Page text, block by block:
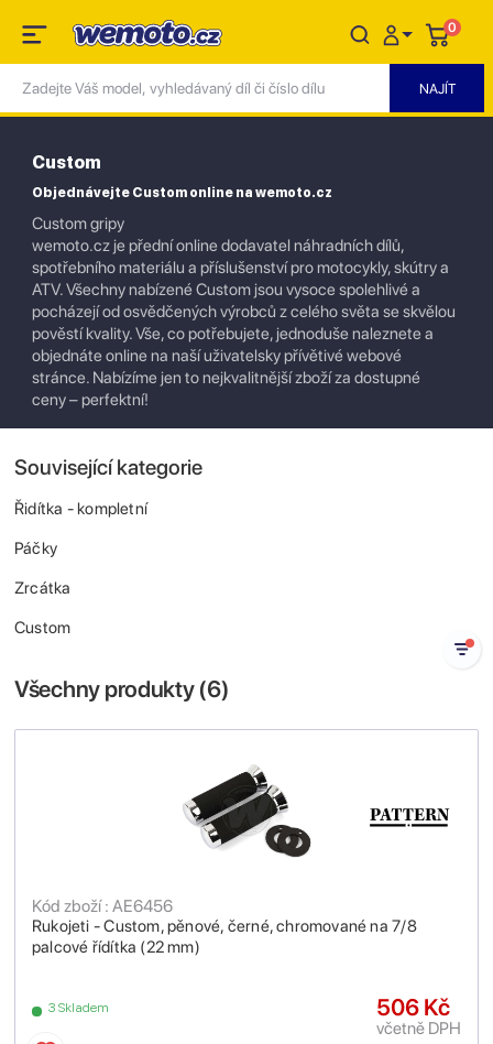
0
Custom
Objednávejte Custom online na wemoto.cz
Custom gripy
wemoto.cz je přední online dodavatel náhradních dílů,
spotřebního materiálu a příslušenství pro motocykly, skútry a
ATV. Všechny nabízené Custom jsou vysoce spolehlivé a
pocházejí od osvědčených výrobců z celého světa se skvělou
pověstí kvality. Vše, co potřebujete, jednoduše naleznete a
objednáte online na naší uživatelsky přívětivé webové
stránce. Nabízíme jen to nejkvalitnější zboží za dostupné
ceny – perfektní!
Související kategorie
Řidítka - kompletní
Páčky
Zrcátka
Custom
Všechny produkty (6)
Rukojeti - Custom, pěnové, černé, chromované na 7/8
palcové řídítka (22 mm)
Kód zboží : AE6456
3 Skladem 506 Kč
včetně DPH